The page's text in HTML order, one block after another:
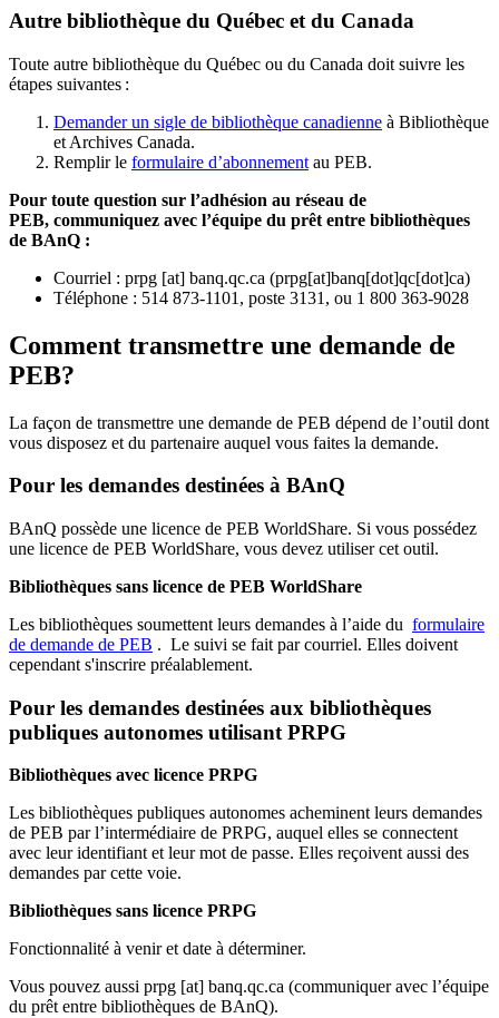
Autre bibliothèque du Québec et du Canada
Toute autre bibliothèque du Québec ou du Canada doit suivre les
étapes suivantes :
Demander un sigle de bibliothèque canadienne à Bibliothèque
et Archives Canada.
Remplir le formulaire d’abonnement au PEB.
Pour toute question sur l’adhésion au réseau de
PEB, communiquez avec l’équipe du prêt entre bibliothèques
de BAnQ :
Courriel : prpg [at] banq.qc.ca (prpg[at]banq[dot]qc[dot]ca)
Téléphone : 514 873-1101, poste 3131, ou 1 800 363-9028
Comment transmettre une demande de
PEB?
La façon de transmettre une demande de PEB dépend de l’outil dont
vous disposez et du partenaire auquel vous faites la demande.
Pour les demandes destinées à BAnQ
BAnQ possède une licence de PEB WorldShare. Si vous possédez
une licence de PEB WorldShare, vous devez utiliser cet outil.
Bibliothèques sans licence de PEB WorldShare
Les bibliothèques soumettent leurs demandes à l’aide du formulaire
de demande de PEB . Le suivi se fait par courriel. Elles doivent
cependant s'inscrire préalablement.
Pour les demandes destinées aux bibliothèques
publiques autonomes utilisant PRPG
Bibliothèques avec licence PRPG
Les bibliothèques publiques autonomes acheminent leurs demandes
de PEB par l’intermédiaire de PRPG, auquel elles se connectent
avec leur identifiant et leur mot de passe. Elles reçoivent aussi des
demandes par cette voie.
Bibliothèques sans licence PRPG
Fonctionnalité à venir et date à déterminer.
Vous pouvez aussi prpg [at] banq.qc.ca (communiquer avec l’équipe
du prêt entre bibliothèques de BAnQ).